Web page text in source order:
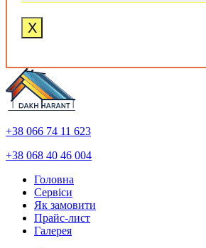
X
+38 066 74 11 623
+38 068 40 46 004
Головна
Сервіси
Як замовити
Прайс-лист
Галерея